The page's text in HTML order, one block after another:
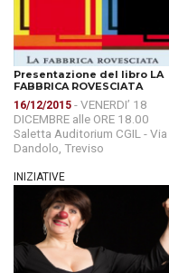
Presentazione del libro LA
FABBRICA ROVESCIATA
16/12/2015 - VENERDI’ 18
DICEMBRE alle ORE 18.00
Saletta Auditorium CGIL - Via
Dandolo, Treviso
INIZIATIVE